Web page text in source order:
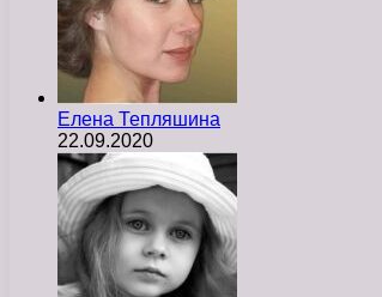
Елена Тепляшина
22.09.2020